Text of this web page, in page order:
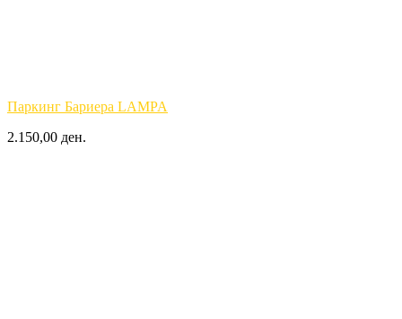
Паркинг Бариера LAMPA
2.150,00 ден.